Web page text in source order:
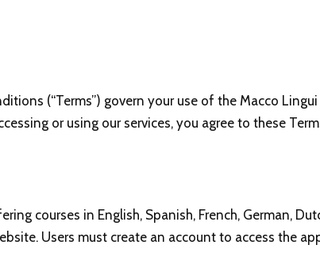
(“Terms”) govern your use of the Macco
or using our services, you agree to these
courses in English, Spanish, French, German,
Users must create an account to access the